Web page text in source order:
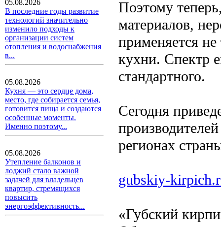
05.08.2026
В последние годы развитие
технологий значительно
изменило подходы к
организации систем
отопления и водоснабжения
в...
05.08.2026
Кухня — это сердце дома,
место, где собирается семья,
готовится пища и создаются
особенные моменты.
Именно поэтому...
05.08.2026
Утепление балконов и
лоджий стало важной
задачей для владельцев
квартир, стремящихся
повысить
энергоэффективность...
Поэтому
материалов,
применяется
кухни. Спектр
стандартного.
Сегодня
регионах
gubskiy-
«Губский